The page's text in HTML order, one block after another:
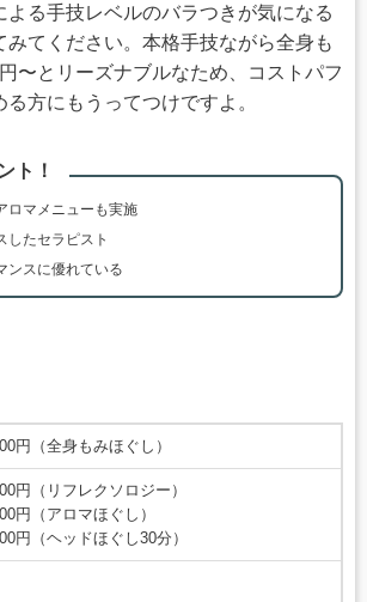
よる手技レベルのバラつきが気になる
みてください。本格手技ながら全身も
〜とリーズナブルなため、コストパフ
る方にもうってつけですよ。
ト！
ロマメニューも実施
したセラピスト
ンスに優れている
円（全身もみほぐし）
円（リフレクソロジー）
円（アロマほぐし）
円（ヘッドほぐし30分）